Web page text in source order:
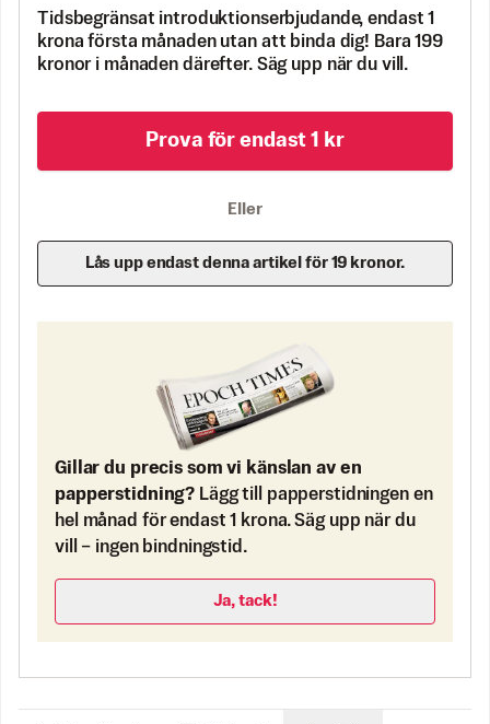
Tidsbegränsat introduktionserbjudande, endast 1
krona första månaden utan att binda dig! Bara 199
kronor i månaden därefter. Säg upp när du vill.
Prova för endast 1 kr
Eller
Lås upp endast denna artikel för 19 kronor.
Gillar du precis som vi känslan av en
papperstidning? Lägg till papperstidningen en
hel månad för endast 1 krona. Säg upp när du
vill – ingen bindningstid.
Ja, tack!